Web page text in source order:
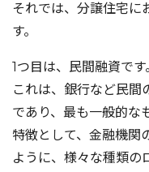
それでは、分譲住宅に
す。
1つ目は、民間融資です
これは、銀行など民間
であり、最も一般的な
特徴として、金融機関
ように、様々な種類の